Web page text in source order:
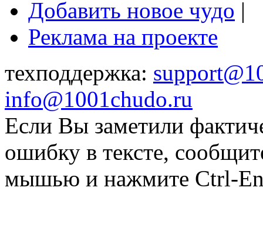
Добавить новое чудо |
Реклама на проекте
техподдержка:
info@1001chudo.ru
Если Вы заметили
ошибку в тексте,
мышью и нажмите Ctrl-